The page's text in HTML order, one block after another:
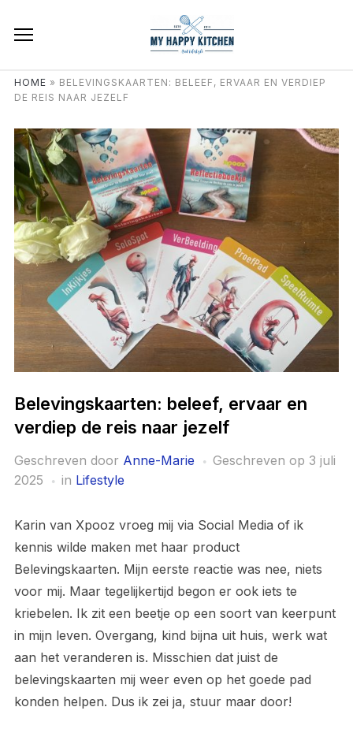
HOME » BELEVINGSKAARTEN: BELEEF, ERVAAR EN VERDIEP
DE REIS NAAR JEZELF
Belevingskaarten: beleef, ervaar en
verdiep de reis naar jezelf
Geschreven door Anne-Marie Geschreven op 3 juli
2025
in Lifestyle
Karin van Xpooz vroeg mij via Social Media of ik
kennis wilde maken met haar product
Belevingskaarten. Mijn eerste reactie was nee, niets
voor mij. Maar tegelijkertijd begon er ook iets te
kriebelen. Ik zit een beetje op een soort van keerpunt
in mijn leven. Overgang, kind bijna uit huis, werk wat
aan het veranderen is. Misschien dat juist de
belevingskaarten mij weer even op het goede pad
konden helpen. Dus ik zei ja, stuur maar door!